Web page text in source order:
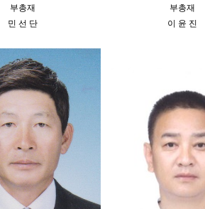
부총재
부총재
민 선 단 이 윤 진